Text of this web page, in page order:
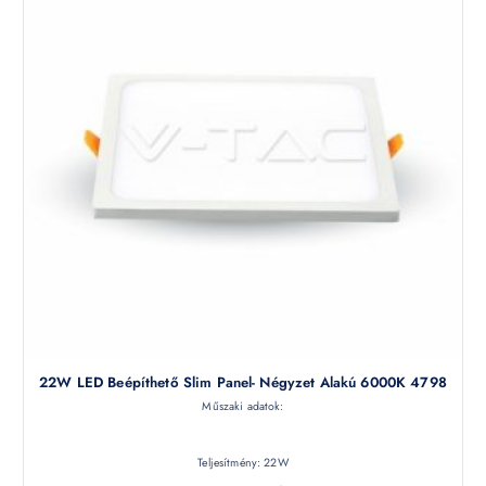
22W LED Beépíthető Slim Panel- Négyzet Alakú 6000K 4798
Műszaki adatok:
Teljesítmény: 22W